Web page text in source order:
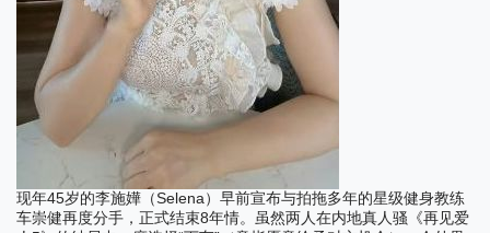
现年45岁的李施嬅（Selena ）早前宣布与拍拖多年的星级健身教练
车崇健再度分手，正式结束8年情。虽然两人在内地真人骚《再见爱